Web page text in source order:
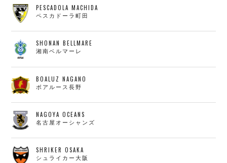
PESCADOLA MACHIDA
ペスカドーラ町田
SHONAN BELLMARE
湘南ベルマーレ
BOALUZ NAGANO
ボアルース長野
NAGOYA OCEANS
名古屋オーシャンズ
SHRIKER OSAKA
シュライカー大阪